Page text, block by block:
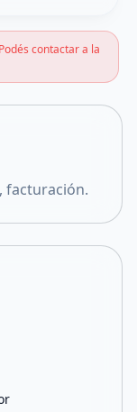
contactar a la
facturación.